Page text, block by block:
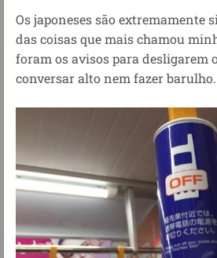
Os japoneses são extremamente
das coisas que mais chamou
foram os avisos para desligarem
conversar alto nem fazer barulho.